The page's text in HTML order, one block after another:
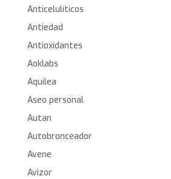
Anticelulíticos
Antiedad
Antioxidantes
Aoklabs
Aquilea
Aseo personal
Autan
Autobronceador
Avene
Avizor